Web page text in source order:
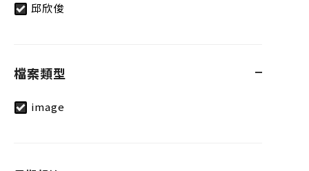
邱欣俊
檔案類型
image